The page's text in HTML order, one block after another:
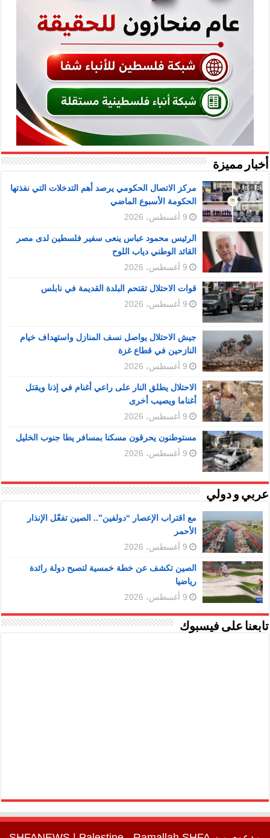
أخبار مميزة
مركز الاتصال الحكومي يرصد أهم التدخلات التي نفذتها
الحكومة الأسبوع الماضي
9 أغسطس، 2026
الرئيس محمود عباس ينعى سفير فلسطين لدى مصر
القائد الوطني دياب اللوح
9 أغسطس، 2026
قوات الاحتلال تقتحم البلدة القديمة في نابلس
9 أغسطس، 2026
جيش الاحتلال يواصل نسف المنازل واستهداف خيام
النازحين في قطاع غزة
9 أغسطس، 2026
الاحتلال يطلق النار على راعي أغنام في إذنا ويقتل
أغناما ويصيب أخرى
9 أغسطس، 2026
مستوطنون يحرقون مسكنا بمسافر يطا جنوب الخليل
9 أغسطس، 2026
عربي و دولي
مع اقتراب الإعصار “دولفين”.. الصين تفعّل الإنذار
الأحمر
9 أغسطس، 2026
الصين تكشف عن خطة خمسية لتصبح دولة رائدة
رياضيا
9 أغسطس، 2026
تابعنا على فيسبوك